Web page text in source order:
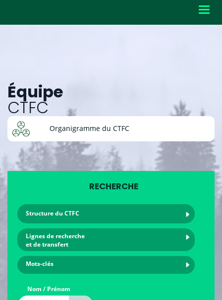
Équipe
CTFC
Organigramme du CTFC
RECHERCHE
Structure du CTFC
Lignes de recherche
et de transfert
Mots-clés
Nom / Prénom